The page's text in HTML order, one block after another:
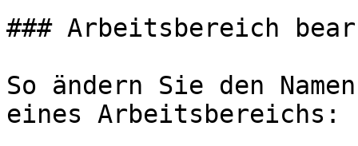
### Arbeitsbereich
So ändern Sie den
eines Arbeitsbereichs: